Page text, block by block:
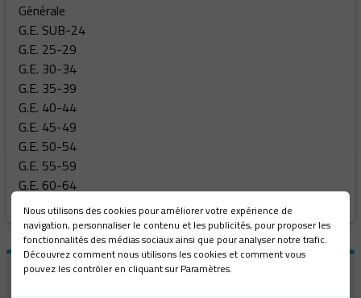
Générale
G.E. SUB-24
G.E. 25-29
G.E. 30-34
G.E. 35-39
G.E. 40-44
G.E. 45-49
G.E. 50-54
G.E. 55-59
G.E. 60-64
G.E. +65
Recherche
Nous utilisons des cookies pour améliorer votre expérience de
navigation, personnaliser le contenu et les publicités, pour proposer les
fonctionnalités des médias sociaux ainsi que pour analyser notre trafic.
Découvrez comment nous utilisons les cookies et comment vous
pouvez les contrôler en cliquant sur Paramètres.